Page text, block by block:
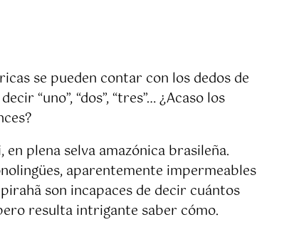
se pueden contar con los dedos de
“uno”, “dos”, “tres”… ¿Acaso los
plena selva amazónica brasileña.
aparentemente impermeables
son incapaces de decir cuántos
resulta intrigante saber cómo.